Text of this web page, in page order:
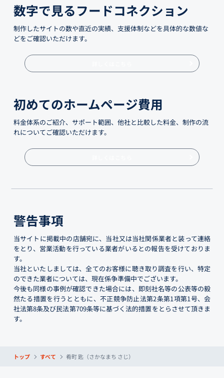
数字で見るフードコネクション
制作したサイトの数や直近の実績、支援体制などを具体的な数値な
どをご確認いただけます。
初めてのホームページ費用
料金体系のご紹介、サポート範囲、他社と比較した料金、制作の流
れについてご確認いただけます。
警告事項
当サイトに掲載中の店舗宛に、当社又は当社関係業者と装って連絡
をとり、営業活動を行っている業者がいるとの報告を受けておりま
す。
当社といたしましては、全てのお客様に聴き取り調査を行い、特定
のできた業者については、現在係争準備中でございます。
今後も同様の事例が確認できた場合には、即刻社名等の公表等の毅
然たる措置を行うとともに、不正競争防止法第2条第1項第1号、会
社法第8条及び民法第709条等に基づく法的措置をとらさせて頂きま
す。
トップ すべて 肴町 匙（さかなまち さじ）